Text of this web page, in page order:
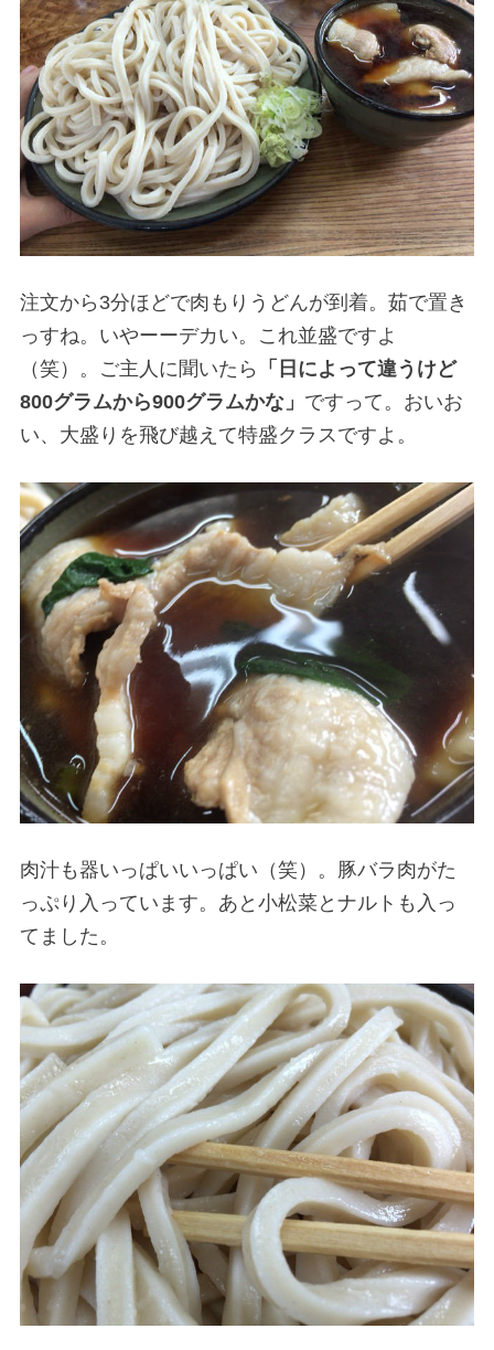
注文から3分ほどで肉もりうどんが到着。茹で置き
っすね。いやーーデカい。これ並盛ですよ
（笑）。ご主人に聞いたら
「日によって違うけど
800グラムから900グラムかな」 ですって。おいお
い、大盛りを飛び越えて特盛クラスですよ。
肉汁も器いっぱいいっぱい（笑）。豚バラ肉がた
っぷり入っています。あと小松菜とナルトも入っ
てました。